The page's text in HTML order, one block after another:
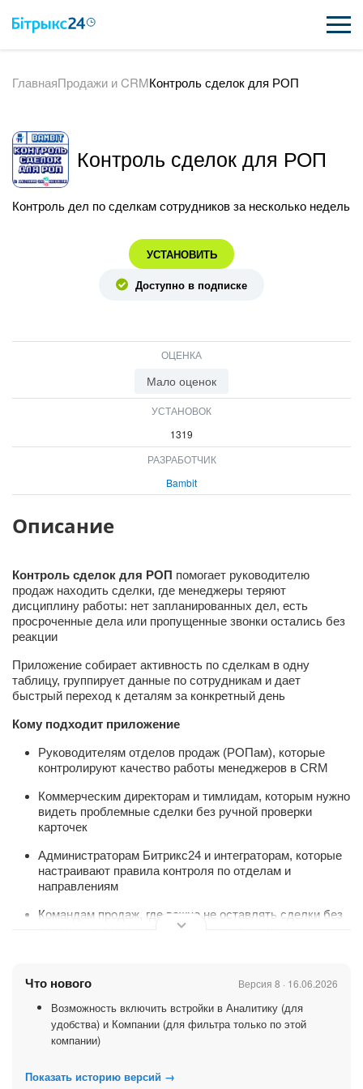
ВОЗМОЖНОСТИ
ИНТЕГРАЦИИ
ВХОД
ГлавнаяПродажи и CRMКонтроль сделок для РОП
Контроль сделок для РОП
Контроль дел по сделкам сотрудников за несколько недель
УСТАНОВИТЬ
Доступно в подписке
ОЦЕНКА
Мало оценок
УСТАНОВОК
1319
РАЗРАБОТЧИК
Bambit
Описание
Контроль сделок для РОП помогает руководителю
продаж находить сделки, где менеджеры теряют
дисциплину работы: нет запланированных дел, есть
просроченные дела или пропущенные звонки остались без
реакции
Приложение собирает активность по сделкам в одну
таблицу, группирует данные по сотрудникам и дает
быстрый переход к деталям за конкретный день
Кому подходит приложение
Руководителям отделов продаж (РОПам), которые
контролируют качество работы менеджеров в CRM
Коммерческим директорам и тимлидам, которым нужно
видеть проблемные сделки без ручной проверки
карточек
Администраторам Битрикс24 и интеграторам, которые
настраивают правила контроля по отделам и
направлениям
Командам продаж, где важно не оставлять сделки без
следующего шага и быстро реагировать на
Найти сделки без запланированных дел и вернуть их в
Отфильтровать сделки с просроченными делами и
Что нового Версия 8 · 16.06.2026
Возможность включить встройки в Аналитику (для
удобства) и Компании (для фильтра только по этой
компании)
Показать историю версий →